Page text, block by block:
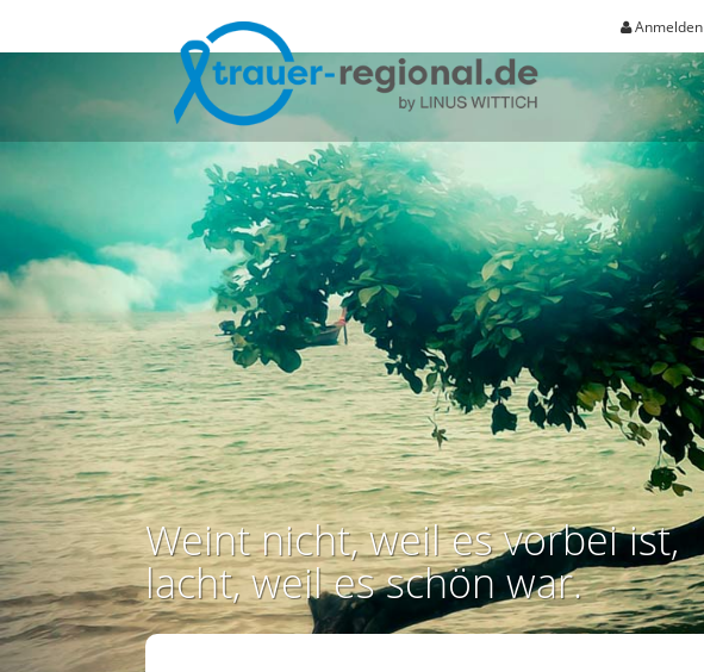
Anmelden
Weint nicht, weil es vorbei ist,
lacht, weil es schön war.